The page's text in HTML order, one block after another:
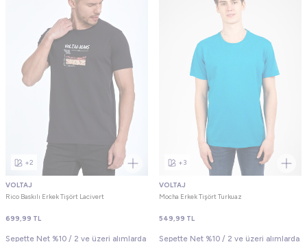
+2
VOLTAJ
Rico Baskılı Erkek Tişört Lacivert
699,99 TL
Sepette Net %10 / 2 ve üzeri alımlarda
+3
VOLTAJ
Mocha Erkek Tişört Turkuaz
549,99 TL
Sepette Net %10 / 2 ve üzeri alımlarda